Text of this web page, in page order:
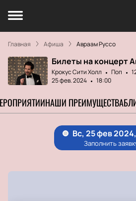
Главная Афиша Авраам Руссо
Билеты на концерт
Крокус Сити Холл Поп
25 фев. 2024
18:00
НАШИ ПРЕИМУЩЕСТВА